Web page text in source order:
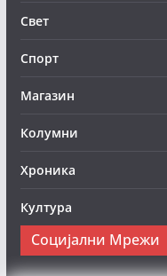
Свет
Спорт
Магазин
Колумни
Хроника
Култура
Социјални Мрежи